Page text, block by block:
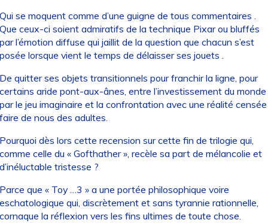
se moquent comme d’une guigne de tous commentaires .
ceux-ci soient admiratifs de la technique Pixar ou bluffés
l’émotion diffuse qui jaillit de la question que chacun s’est
lorsque vient le temps de délaisser ses jouets .
quitter ses objets transitionnels pour franchir la ligne, pour
aride pont-aux-ânes, entre l’investissement du monde
le jeu imaginaire et la confrontation avec une réalité censée
de nous des adultes.
dès lors cette recension sur cette fin de trilogie qui,
celle du « Gofthather », recèle sa part de mélancolie et
tristesse ?
que « Toy …3 » a une portée philosophique voire
qui, discrètement et sans tyrannie rationnelle,
la réflexion vers les fins ultimes de toute chose.